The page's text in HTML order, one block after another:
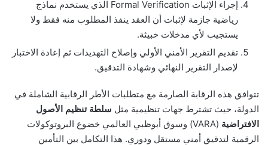
إجراء الإثبات Formal Verification الذي يستخدم نماذج
رياضية جازمة لإثبات أن العقد ينفذ المطلوب منه فقط ولا
يستجيب لأي مدخلات خبيثة.
تقديم التقرير الأمني الأولي وإصلاح التهديدات ثم إعادة الاختبار
لإصدار التقرير النهائي وشهادة التدقيق.
تتوافق هذه الرقابة الصارمة مع متطلبات الأطر الرقابية الشاملة في
الدولة، حيث تشترط جهات تنظيمية مثل سلطة تنظيم الأصول
الافتراضية
(VARA) وسوق أبوظبي العالمي خضوع البروتوكولات
الرقمية لتدقيق أمني مستقل ودوري. هذا التكامل بين التأمين